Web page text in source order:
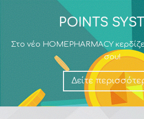
POINTS
Στο νέο HOMEPHARMACY
σου!
Δείτε